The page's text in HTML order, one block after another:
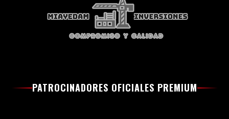
PATROCINADORES OFICIALES PREMIUM